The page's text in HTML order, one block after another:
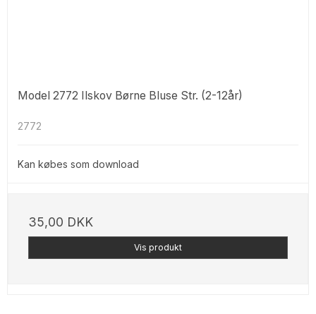
Model 2772 Ilskov Børne Bluse Str. (2-12år)
2772
Kan købes som download
35,00 DKK
Vis produkt